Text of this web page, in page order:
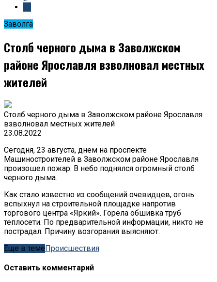
Заволга
Столб черного дыма в Заволжском
районе Ярославля взволновал местных
жителей
Столб черного дыма в Заволжском районе Ярославля
взволновал местных жителей
23.08.2022
Сегодня, 23 августа, днем на проспекте
Машиностроителей в Заволжском районе Ярославля
произошел пожар. В небо поднялся огромный столб
черного дыма.
Как стало известно из сообщений очевидцев, огонь
вспыхнул на строительной площадке напротив
торгового центра «Яркий». Горела обшивка труб
теплосети. По предварительной информации, никто не
пострадал. Причину возгорания выясняют.
Еще в темеПроисшествия
Оставить комментарий